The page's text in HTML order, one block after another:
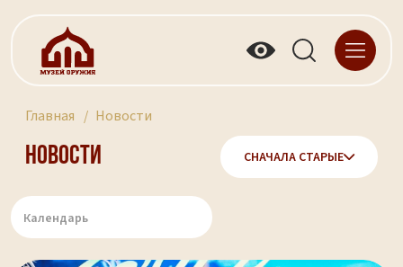
Главная Новости
Новости СНАЧАЛА СТАРЫЕ